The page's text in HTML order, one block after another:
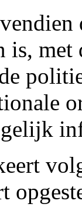
is, met